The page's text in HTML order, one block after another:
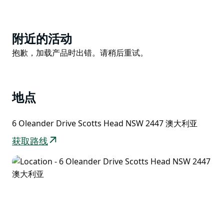
床上用品均已备好。
在海滩度过一天后，您可以尽情享受 10 米长的地下泳池
忆。
Product
List
附近的活动
Product
抱歉，加载产品时出错。请稍后重试。
地点
6 Oleander Drive Scotts Head NSW 2447 澳大利亚
获取路线